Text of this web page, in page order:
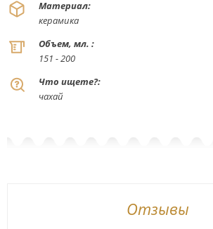
Материал:
керамика
Объем, мл. :
151 - 200
Что ищете?:
чахай
Отзывы